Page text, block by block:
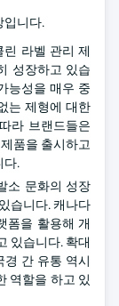
입니다.
라벨 관리 제
성장하고 있습
능성을 매우 중
는 제형에 대한
라 브랜드들은
품을 출시하고
다.
소 문화의 성장
습니다. 캐나다
폼을 활용해 개
있습니다. 확대
경 간 유통 역시
역할을 하고 있